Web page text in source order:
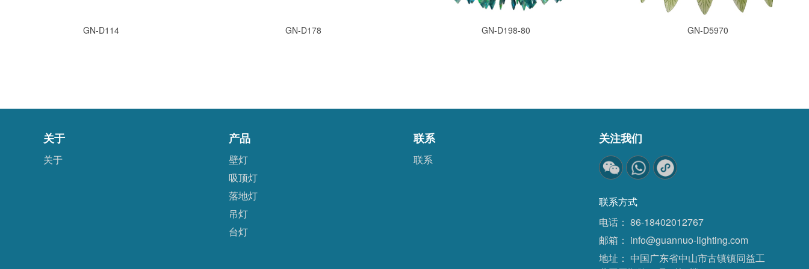
GN-D114 GN-D178 GN-D198-80 GN-D5970
关于
关于
产品
壁灯
吸顶灯
落地灯
吊灯
台灯
联系
联系
关注我们
联系方式
电话： 86-18402012767
邮箱： info@guannuo-lighting.com
地址： 中国广东省中山市古镇镇同益工